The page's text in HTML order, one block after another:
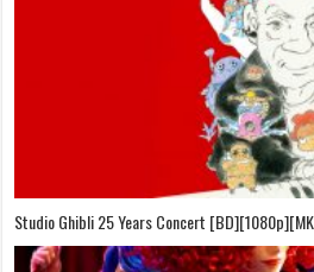
On Your Mark [OVA][BDrip][1080p][Sub-